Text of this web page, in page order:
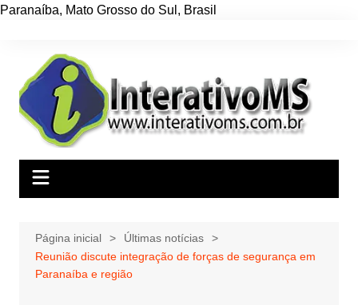
Paranaíba, Mato Grosso do Sul , Brasil
conteúdo
Página inicial
Últimas notícias
Reunião discute integração de forças de segurança em
Paranaíba e região